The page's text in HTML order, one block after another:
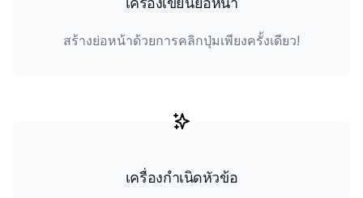
สร้างย่อหน้าด้วยการคลิกปุ่มเพียงครั้งเดียว!
เครื่องกำเนิดหัวข้อ